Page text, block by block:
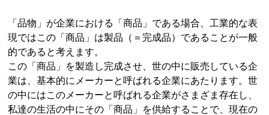
「品物」が企業における「商品」である場合、工業的な表
現ではこの「商品」は製品（＝完成品）であることが一般
的であると考えます。
この「商品」を製造し完成させ、世の中に販売している企
業は、基本的にメーカーと呼ばれる企業にあたります。世
の中にはこのメーカーと呼ばれる企業がさまざま存在し、
私達の生活の中にその「商品」を供給することで、現在の